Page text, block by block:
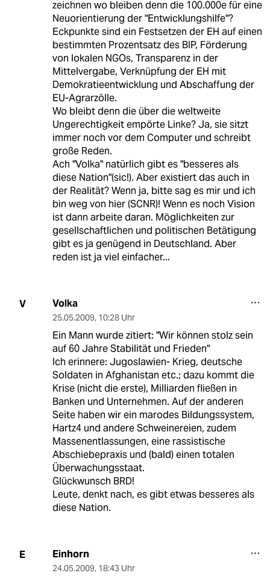
zeichnen wo bleiben denn die 100.000e für eine
Neuorientierung der "Entwicklungshilfe"?
Eckpunkte sind ein Festsetzen der EH auf einen
bestimmten Prozentsatz des BIP, Förderung
von lokalen NGOs, Transparenz in der
Mittelvergabe, Verknüpfung der EH mit
Demokratieentwicklung und Abschaffung der
EU-Agrarzölle.
Wo bleibt denn die über die weltweite
Ungerechtigkeit empörte Linke? Ja, sie sitzt
immer noch vor dem Computer und schreibt
große Reden.
Ach "Volka" natürlich gibt es "besseres als
diese Nation"(sic!). Aber existiert das auch in
der Realität? Wenn ja, bitte sag es mir und ich
bin weg von hier (SCNR)! Wenn es noch Vision
ist dann arbeite daran. Möglichkeiten zur
gesellschaftlichen und politischen Betätigung
gibt es ja genügend in Deutschland. Aber
reden ist ja viel einfacher...
V Volka
25.05.2009, 10:28 Uhr
Ein Mann wurde zitiert: "Wir können stolz sein
auf 60 Jahre Stabilität und Frieden"
Ich erinnere: Jugoslawien- Krieg, deutsche
Soldaten in Afghanistan etc.; dazu kommt die
Krise (nicht die erste), Milliarden fließen in
Banken und Unternehmen. Auf der anderen
Seite haben wir ein marodes Bildungssystem,
Hartz4 und andere Schweinereien, zudem
Massenentlassungen, eine rassistische
Abschiebepraxis und (bald) einen totalen
Überwachungsstaat.
Glückwunsch BRD!
Leute, denkt nach, es gibt etwas besseres als
diese Nation.
E Einhorn
24.05.2009, 18:43 Uhr